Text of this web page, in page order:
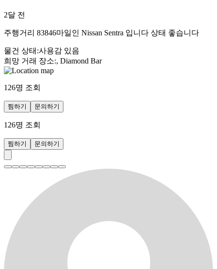
2달 전
주행거리 83846마일인 Nissan Sentra 입니다 상태 좋습니다
물건 상태 :사용감 있음
희망 거래 장소:, Diamond Bar
126명 조회
찜하기 문의하기
126명 조회
찜하기 문의하기